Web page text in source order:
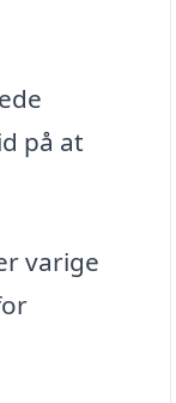
på at
varige